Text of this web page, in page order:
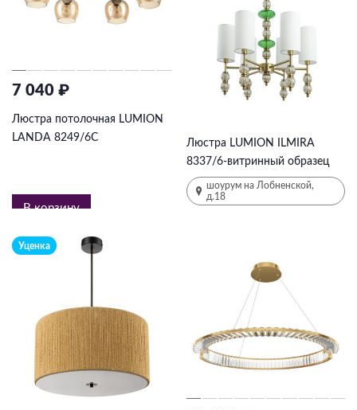
7 040 ₽
Люстра потолочная LUMION
LANDA 8249/6C
В корзину
Люстра LUMION ILMIRA
8337/6-витринный образец
шоурум на Лобненской,
д.18
Уценка